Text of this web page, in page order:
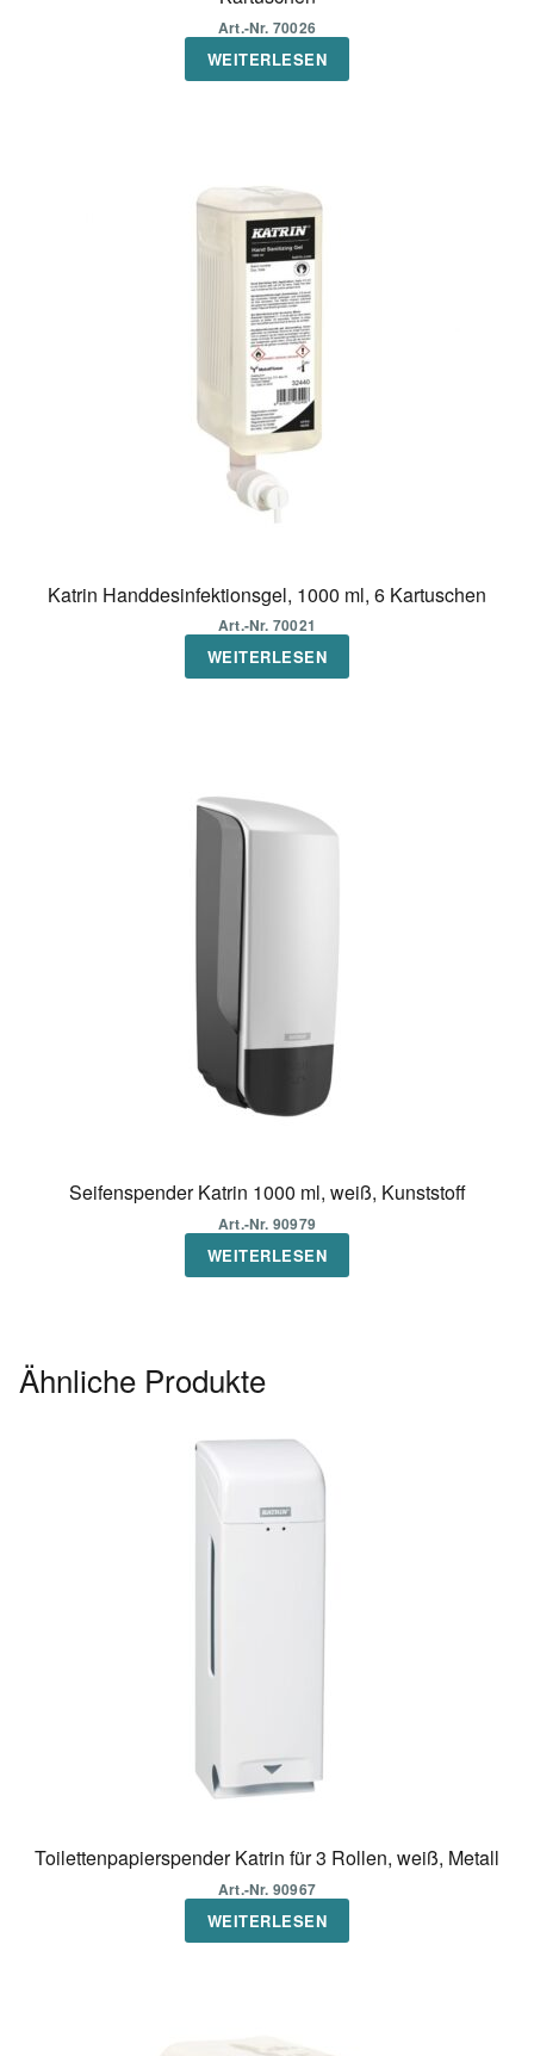
Art.-Nr. 70026
WEITERLESEN
Katrin Handdesinfektionsgel, 1000 ml, 6 Kartuschen
Art.-Nr. 70021
WEITERLESEN
Seifenspender Katrin 1000 ml, weiß, Kunststoff
Art.-Nr. 90979
WEITERLESEN
Ähnliche Produkte
Toilettenpapierspender Katrin für 3 Rollen, weiß, Metall
Art.-Nr. 90967
WEITERLESEN